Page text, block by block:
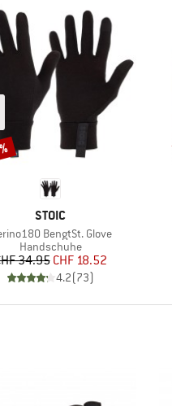
MARKE
STOIC
BengtSt. Glove
Produktgruppe
Handschuhe
Preis
34.95reduzierter Preis
CHF 18.52
4.2(73)